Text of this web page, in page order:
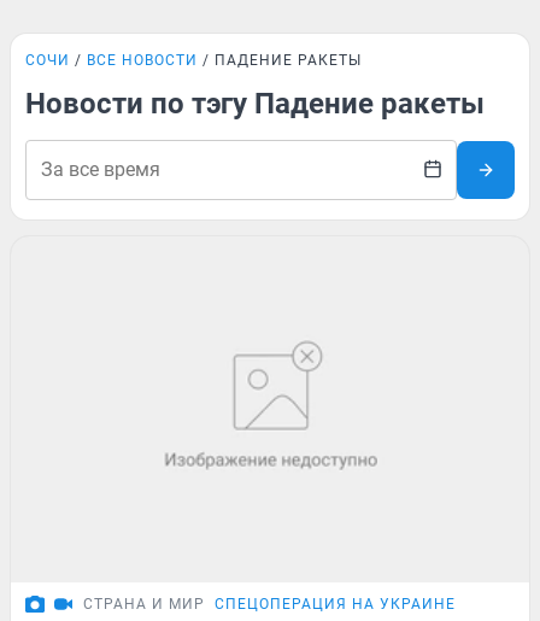
СОЧИ ВСЕ НОВОСТИ ПАДЕНИЕ РАКЕТЫ
Новости по тэгу Падение ракеты
СТРАНА И МИР СПЕЦОПЕРАЦИЯ НА УКРАИНЕ